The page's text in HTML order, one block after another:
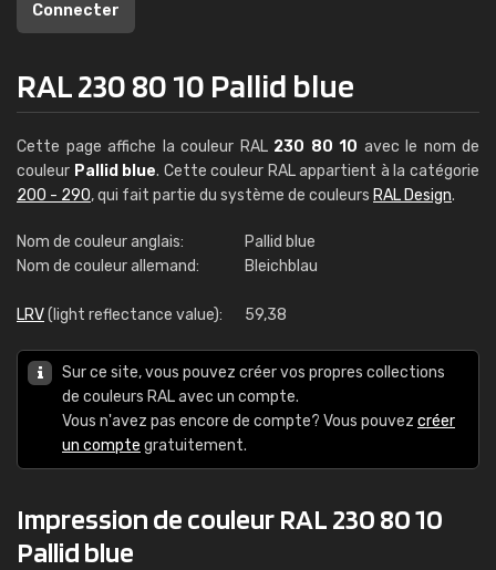
Connecter
RAL 230 80 10 Pallid blue
Cette page affiche la couleur RAL 230 80 10 avec le nom de
couleur Pallid blue. Cette couleur RAL appartient à la catégorie
200 - 290, qui fait partie du système de couleurs RAL Design.
Nom de couleur anglais:
Pallid blue
Nom de couleur allemand:
Bleichblau
LRV(light reflectance value): 59,38
Sur ce site, vous pouvez créer vos propres collections
de couleurs RAL avec un compte.
Vous n'avez pas encore de compte? Vous pouvez créer
un compte gratuitement.
Impression de couleur RAL 230 80 10
Pallid blue